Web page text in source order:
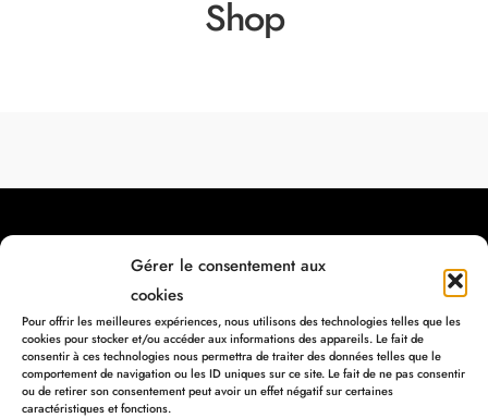
Gérer le consentement aux
cookies
Pour offrir les meilleures expériences, nous utilisons des technologies telles que les
cookies pour stocker et/ou accéder aux informations des appareils. Le fait de
consentir à ces technologies nous permettra de traiter des données telles que le
comportement de navigation ou les ID uniques sur ce site. Le fait de ne pas consentir
ou de retirer son consentement peut avoir un effet négatif sur certaines
caractéristiques et fonctions.
Shop
Rue Devant les Grands Moulins 25
4960 Malmedy – BELGIQUE